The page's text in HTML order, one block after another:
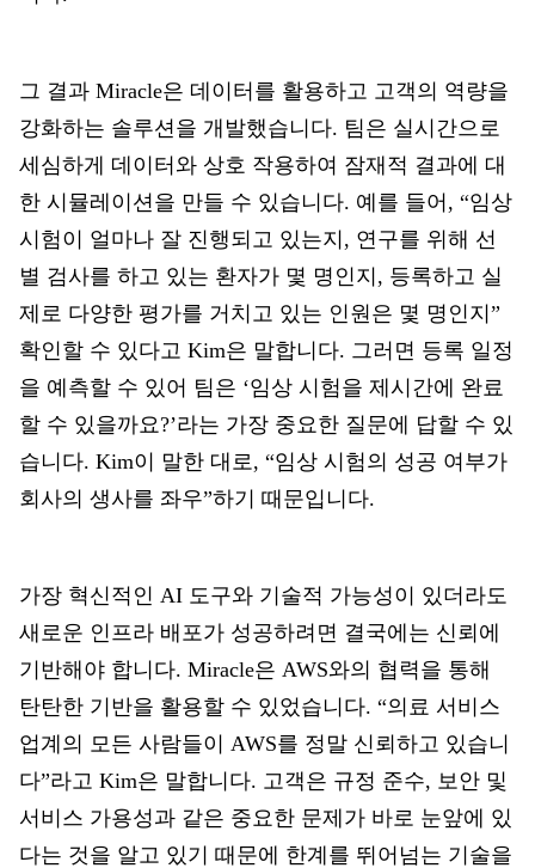
그 결과 Miracle은 데이터를 활용하고 고객의 역량을
강화하는 솔루션을 개발했습니다. 팀은 실시간으로
세심하게 데이터와 상호 작용하여 잠재적 결과에 대
한 시뮬레이션을 만들 수 있습니다. 예를 들어, “임상
시험이 얼마나 잘 진행되고 있는지, 연구를 위해 선
별 검사를 하고 있는 환자가 몇 명인지, 등록하고 실
제로 다양한 평가를 거치고 있는 인원은 몇 명인지”
확인할 수 있다고 Kim은 말합니다. 그러면 등록 일정
을 예측할 수 있어 팀은 ‘임상 시험을 제시간에 완료
할 수 있을까요?’라는 가장 중요한 질문에 답할 수 있
습니다. Kim이 말한 대로, “임상 시험의 성공 여부가
회사의 생사를 좌우”하기 때문입니다.
가장 혁신적인 AI 도구와 기술적 가능성이 있더라도
새로운 인프라 배포가 성공하려면 결국에는 신뢰에
기반해야 합니다. Miracle은 AWS와의 협력을 통해
탄탄한 기반을 활용할 수 있었습니다. “의료 서비스
업계의 모든 사람들이 AWS를 정말 신뢰하고 있습니
다”라고 Kim은 말합니다. 고객은 규정 준수, 보안 및
서비스 가용성과 같은 중요한 문제가 바로 눈앞에 있
다는 것을 알고 있기 때문에 한계를 뛰어넘는 기술을